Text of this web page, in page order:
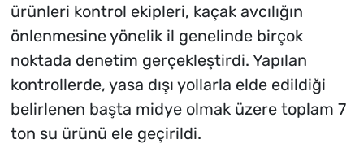
ürünleri kontrol ekipleri, kaçak avcılığın
önlenmesine yönelik il genelinde birçok
noktada denetim gerçekleştirdi. Yapılan
kontrollerde, yasa dışı yollarla elde edildiği
belirlenen başta midye olmak üzere toplam 7
ton su ürünü ele geçirildi.